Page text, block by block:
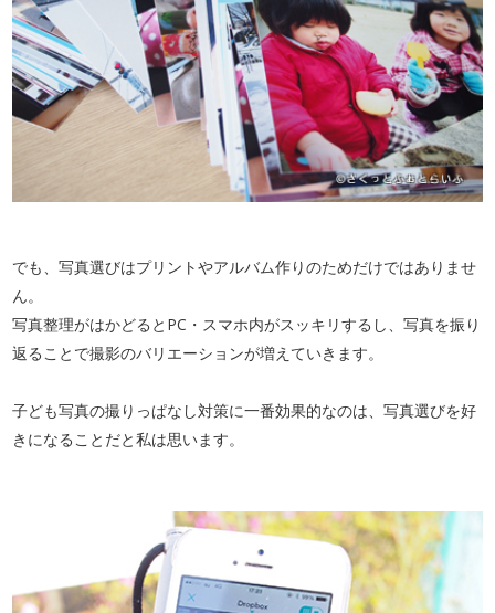
でも、写真選びはプリントやアルバム作りのためだけではありませ
ん。
写真整理がはかどるとPC・スマホ内がスッキリするし、写真を振り
返ることで撮影のバリエーションが増えていきます。
子ども写真の撮りっぱなし対策に一番効果的なのは、写真選びを好
きになることだと私は思います。